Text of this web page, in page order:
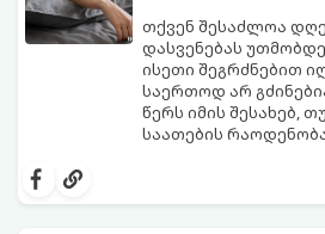
თქვენ შესაძლოა
დასვენებას
ისეთი შეგრძნებით
საერთოდ არ
წერს იმის შესახებ,
საათების